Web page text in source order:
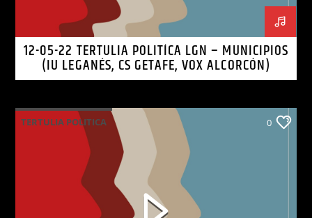
12-05-22 TERTULIA POLITÍCA LGN – MUNICIPIOS
(IU LEGANÉS, CS GETAFE, VOX ALCORCÓN)
TERTULIA POLITICA 0